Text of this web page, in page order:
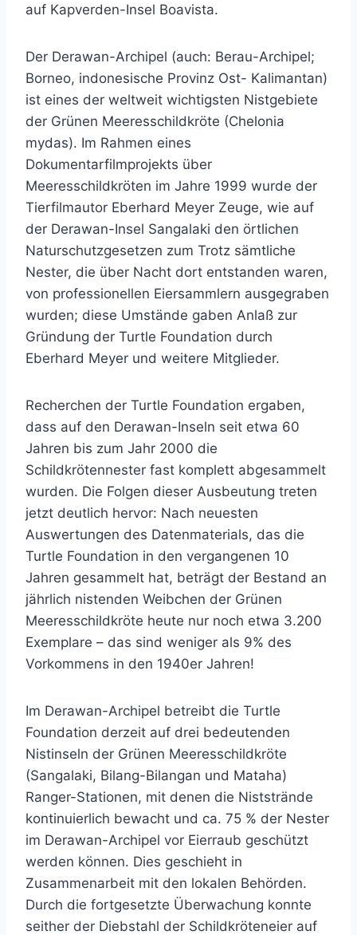
auf Kapverden-Insel Boavista.
Der Derawan-Archipel (auch: Berau-Archipel;
Borneo, indonesische Provinz Ost- Kalimantan)
ist eines der weltweit wichtigsten Nistgebiete
der Grünen Meeresschildkröte (Chelonia
mydas). Im Rahmen eines
Dokumentarfilmprojekts über
Meeresschildkröten im Jahre 1999 wurde der
Tierfilmautor Eberhard Meyer Zeuge, wie auf
der Derawan-Insel Sangalaki den örtlichen
Naturschutzgesetzen zum Trotz sämtliche
Nester, die über Nacht dort entstanden waren,
von professionellen Eiersammlern ausgegraben
wurden; diese Umstände gaben Anlaß zur
Gründung der Turtle Foundation durch
Eberhard Meyer und weitere Mitglieder.
Recherchen der Turtle Foundation ergaben,
dass auf den Derawan-Inseln seit etwa 60
Jahren bis zum Jahr 2000 die
Schildkrötennester fast komplett abgesammelt
wurden. Die Folgen dieser Ausbeutung treten
jetzt deutlich hervor: Nach neuesten
Auswertungen des Datenmaterials, das die
Turtle Foundation in den vergangenen 10
Jahren gesammelt hat, beträgt der Bestand an
jährlich nistenden Weibchen der Grünen
Meeresschildkröte heute nur noch etwa 3.200
Exemplare – das sind weniger als 9% des
Vorkommens in den 1940er Jahren!
Im Derawan-Archipel betreibt die Turtle
Foundation derzeit auf drei bedeutenden
Nistinseln der Grünen Meeresschildkröte
(Sangalaki, Bilang-Bilangan und Mataha)
Ranger-Stationen, mit denen die Niststrände
kontinuierlich bewacht und ca. 75 % der Nester
im Derawan-Archipel vor Eierraub geschützt
werden können. Dies geschieht in
Zusammenarbeit mit den lokalen Behörden.
Durch die fortgesetzte Überwachung konnte
seither der Diebstahl der Schildkröteneier auf